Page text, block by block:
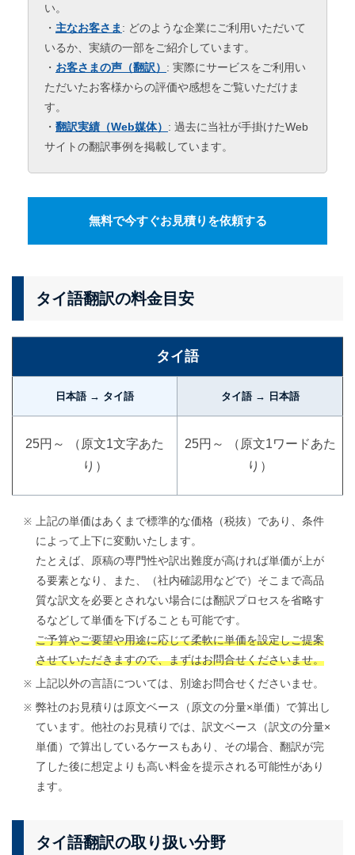
い。
・ 主なお客さま : どのような企業にご利用いただいて
いるか、実績の一部をご紹介しています。
・ お客さまの声（翻訳） : 実際にサービスをご利用い
ただいたお客様からの評価や感想をご覧いただけま
す。
・ 翻訳実績（Web媒体） : 過去に当社が手掛けたWeb
サイトの翻訳事例を掲載しています。
無料で今すぐお見積りを依頼する
タイ語翻訳の料金目安
タイ語
日本語 → タイ語 タイ語 → 日本語
25円～ （原文1文字あた
り）
25円～ （原文1ワードあた
り）
上記の単価はあくまで標準的な価格（税抜）であり、条件
によって上下に変動いたします。
たとえば、原稿の専門性や訳出難度が高ければ単価が上が
る要素となり、また、（社内確認用などで）そこまで高品
質な訳文を必要とされない場合には翻訳プロセスを省略す
るなどして単価を下げることも可能です。
ご予算やご要望や用途に応じて柔軟に単価を設定しご提案
させていただきますので、まずはお問合せくださいませ。
上記以外の言語については、別途お問合せくださいませ。
弊社のお見積りは原文ベース（原文の分量×単価）で算出し
ています。他社のお見積りでは、訳文ベース（訳文の分量×
単価）で算出しているケースもあり、その場合、翻訳が完
了した後に想定よりも高い料金を提示される可能性があり
ます。
タイ語翻訳の取り扱い分野